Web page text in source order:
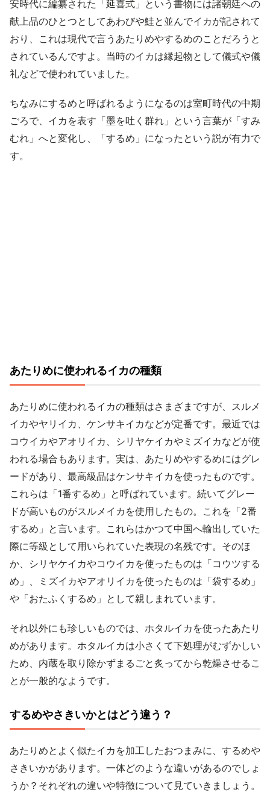
安時代に編纂された「延喜式」という書物には諸朝廷への
献上品のひとつとしてあわびや鮭と並んでイカが記されて
おり、これは現代で言うあたりめやするめのことだろうと
されているんですよ。当時のイカは縁起物として儀式や儀
礼などで使われていました。
ちなみにするめと呼ばれるようになるのは室町時代の中期
ごろで、イカを表す「墨を吐く群れ」という言葉が「すみ
むれ」へと変化し、「するめ」になったという説が有力で
す。
あたりめに使われるイカの種類
あたりめに使われるイカの種類はさまざまですが、スルメ
イカやヤリイカ、ケンサキイカなどが定番です。最近では
コウイカやアオリイカ、シリヤケイカやミズイカなどが使
われる場合もあります。実は、あたりめやするめにはグレ
ードがあり、最高級品はケンサキイカを使ったものです。
これらは「1番するめ」と呼ばれています。続いてグレー
ドが高いものがスルメイカを使用したもの。これを「2番
するめ」と言います。これらはかつて中国へ輸出していた
際に等級として用いられていた表現の名残です。そのほ
か、シリヤケイカやコウイカを使ったものは「コウツする
め」、ミズイカやアオリイカを使ったものは「袋するめ」
や「おたふくするめ」として親しまれています。
それ以外にも珍しいものでは、ホタルイカを使ったあたり
めがあります。ホタルイカは小さくて下処理がむずかしい
ため、内蔵を取り除かずまるごと炙ってから乾燥させるこ
とが一般的なようです。
するめやさきいかとはどう違う？
あたりめとよく似たイカを加工したおつまみに、するめや
さきいかがあります。一体どのような違いがあるのでしょ
うか？それぞれの違いや特徴について見ていきましょう。